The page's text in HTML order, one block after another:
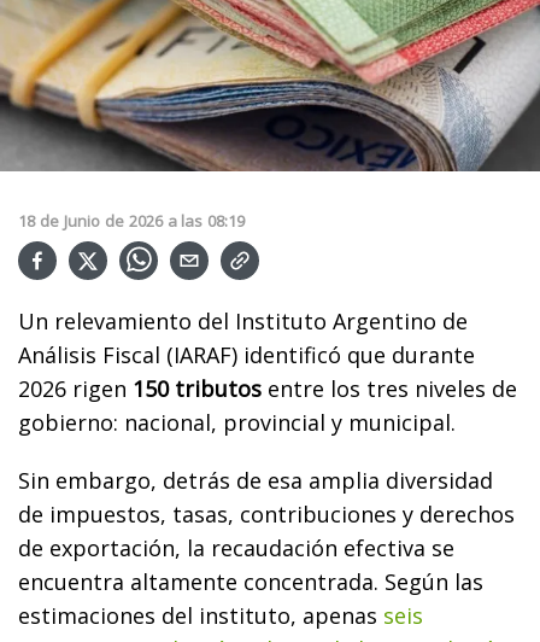
18 de Junio de 2026 a las 08:19
Un relevamiento del Instituto Argentino de
Análisis Fiscal (IARAF) identificó que durante
2026 rigen 150 tributos entre los tres niveles de
gobierno: nacional, provincial y municipal.
Sin embargo, detrás de esa amplia diversidad
de impuestos, tasas, contribuciones y derechos
de exportación, la recaudación efectiva se
encuentra altamente concentrada. Según las
estimaciones del instituto, apenas seis